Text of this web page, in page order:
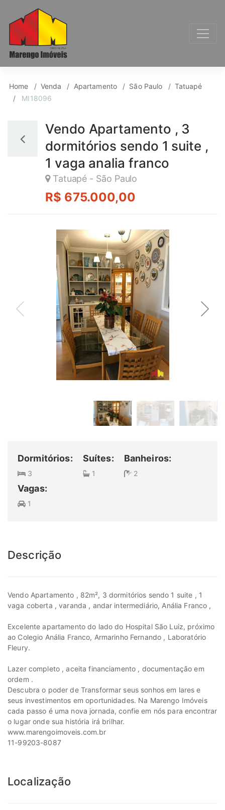
Apartamento para
Home Venda Apartamento São Paulo
Tatuapé
MI18096
Vendo Apartamento , 3
dormitórios sendo 1 suite ,
1 vaga analia franco
Tatuapé - São Paulo
R$ 675.000,00
Dormitórios:
3
Suítes:
1
Banheiros:
2
Vagas:
1
Descrição
Vendo Apartamento , 82m², 3 dormitórios sendo 1 suite , 1
vaga coberta , varanda , andar intermediário, Anália Franco ,
Excelente apartamento do lado do Hospital São Luiz, próximo
ao Colegio Anália Franco, Armarinho Fernando , Laboratório
Fleury.
Lazer completo , aceita financiamento , documentação em
ordem .
Descubra o poder de Transformar seus sonhos em lares e
seus investimentos em oportunidades. Na Marengo Imóveis
cada passo é uma nova jornada, confie em nós para encontrar
o lugar onde sua história irá brilhar.
www.marengoimoveis.com.br
11-99203-8087
Localização